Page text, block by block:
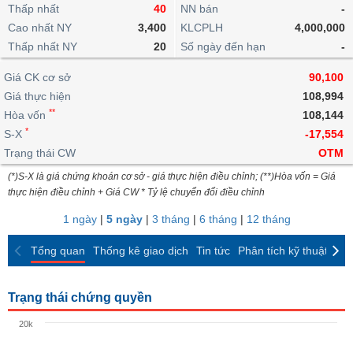
lỗ
dịch
nội
Niên
giám
Tài
liệu
cổ
Định
giá
ngoài
doanh
Top
cổ
phiếu
ngành
giao
dịch
dịch
Chứng
quyền
quan
Thống
giao
dịch
Thống
giao
dịch
Tin
tức
Phân
tích
kỹ
thuật
trực
tuyến
Bộ
lọc
cổ
So
sánh
Báo
cáo
Vĩ
mô
lai
Chứng
quyền
Trái
phiếu
IR
Awards
tạo
Dịch
vụ
Thấp nhất
40
Cao nhất NY
3,400
Thấp nhất NY
20
NN bán
-
KLCPLH
4,000,000
Số ngày đến hạn
-
Giá CK cơ sở
90,100
Giá thực hiện
108,994
Hòa vốn **
108,144
S-X *
-17,554
Trạng thái CW
OTM
(*)S-X là giá chứng khoán cơ sở - giá thực hiện điều chỉnh; (**)Hòa vốn = Giá
thực hiện điều chỉnh + Giá CW * Tỷ lệ chuyển đổi điều chỉnh
1 ngày| 5 ngày| 3 tháng | 6 tháng | 12 tháng
Tổng quan Thống kê giao dịch Tin tức Phân tích kỹ thuật
Trạng thái chứng quyền
20k
BẤT
ĐỘNG
SẢN
TÀI
CHÍNH
HÀNG
KINH